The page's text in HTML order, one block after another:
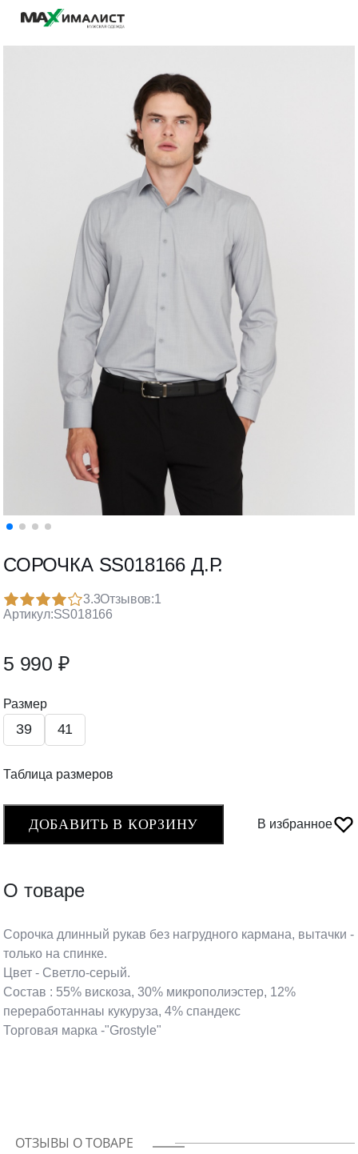
СОРОЧКА SS018166 Д.Р.
3.3Отзывов:1
Артикул:SS018166
5 990 ₽
Размер
39 41
Таблица размеров
ДОБАВИТЬ В КОРЗИНУ В избранное
О товаре
Сорочка длинный рукав без нагрудного кармана, вытачки -
только на спинке.
Цвет - Светло-серый.
Состав : 55% вискоза, 30% микрополиэстер, 12%
переработаннаы кукуруза, 4% спандекс
Торговая марка -"Grostyle"
ОТЗЫВЫ О ТОВАРЕ